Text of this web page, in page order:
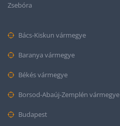
Zsebóra
Bács-Kiskun vármegye
Baranya vármegye
Békés vármegye
Borsod-Abaúj-Zemplén vármegye
Budapest